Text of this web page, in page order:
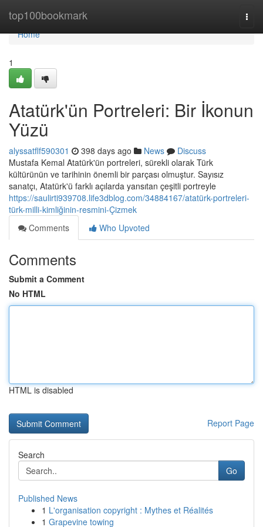
top100bookmark
Home
Home
1
Atatürk'ün Portreleri: Bir İkonun
Yüzü
alyssatflf590301 398 days ago News
Discuss
Mustafa Kemal Atatürk'ün portreleri, sürekli olarak Türk
kültürünün ve tarihinin önemli bir parçası olmuştur. Sayısız
sanatçı, Atatürk'ü farklı açılarda yansıtan çeşitli portreyle
https://saulirti939708.life3dblog.com/34884167/atatürk-portreleri-
türk-milli-kimliğinin-resmini-Çizmek
Comments
Who Upvoted
Comments
Submit a Comment
No HTML
HTML is disabled
Report Page
Search
Go
Published News
1 L'organisation copyright : Mythes et Réalités
1 Grapevine towing